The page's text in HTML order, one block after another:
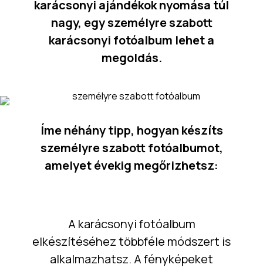
karácsonyi ajándékok nyomása túl
nagy, egy személyre szabott
karácsonyi fotóalbum lehet a
megoldás.
Íme néhány tipp, hogyan készíts
személyre szabott fotóalbumot,
amelyet évekig megőrizhetsz:
A karácsonyi fotóalbum
elkészítéséhez többféle módszert is
alkalmazhatsz. A fényképeket